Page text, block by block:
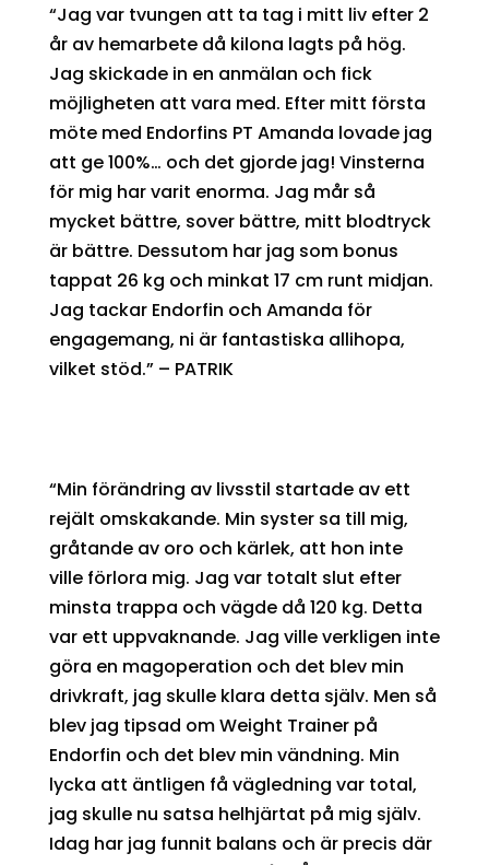
“Jag var tvungen att ta tag i mitt liv efter 2
år av hemarbete då kilona lagts på hög.
Jag skickade in en anmälan och fick
möjligheten att vara med. Efter mitt första
möte med Endorfins PT Amanda lovade jag
att ge 100%… och det gjorde jag! Vinsterna
för mig har varit enorma. Jag mår så
mycket bättre, sover bättre, mitt blodtryck
är bättre. Dessutom har jag som bonus
tappat 26 kg och minkat 17 cm runt midjan.
Jag tackar Endorfin och Amanda för
engagemang, ni är fantastiska allihopa,
vilket stöd.” – PATRIK
“Min förändring av livsstil startade av ett
rejält omskakande. Min syster sa till mig,
gråtande av oro och kärlek, att hon inte
ville förlora mig. Jag var totalt slut efter
minsta trappa och vägde då 120 kg. Detta
var ett uppvaknande. Jag ville verkligen inte
göra en magoperation och det blev min
drivkraft, jag skulle klara detta själv. Men så
blev jag tipsad om Weight Trainer på
Endorfin och det blev min vändning. Min
lycka att äntligen få vägledning var total,
jag skulle nu satsa helhjärtat på mig själv.
Idag har jag funnit balans och är precis där